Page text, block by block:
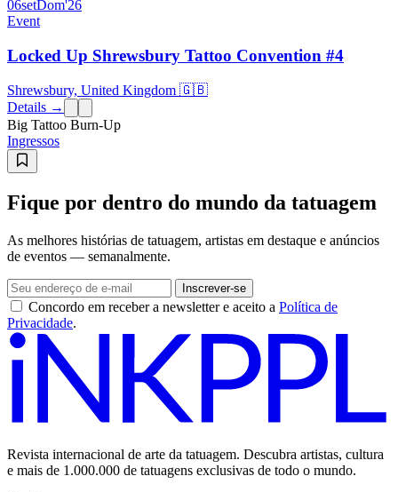
06setDom'26
Event
Locked Up Shrewsbury Tattoo Convention #4
Shrewsbury, United Kingdom 🇬🇧
Details →
Big Tattoo Burn-Up
Ingressos
Fique por dentro do mundo da tatuagem
As melhores histórias de tatuagem, artistas em destaque e anúncios
de eventos — semanalmente.
Inscrever-se
Concordo em receber a newsletter e aceito a Política de
Privacidade.
Revista internacional de arte da tatuagem. Descubra artistas, cultura
e mais de 1.000.000 de tatuagens exclusivas de todo o mundo.